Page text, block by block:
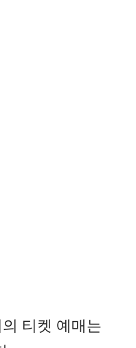
티켓 예매는